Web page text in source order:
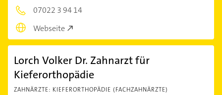
07022 3 94 14
Webseite
Lorch Volker Dr. Zahnarzt für
Kieferorthopädie
ZAHNÄRZTE: KIEFERORTHOPÄDIE (FACHZAHNÄRZTE)